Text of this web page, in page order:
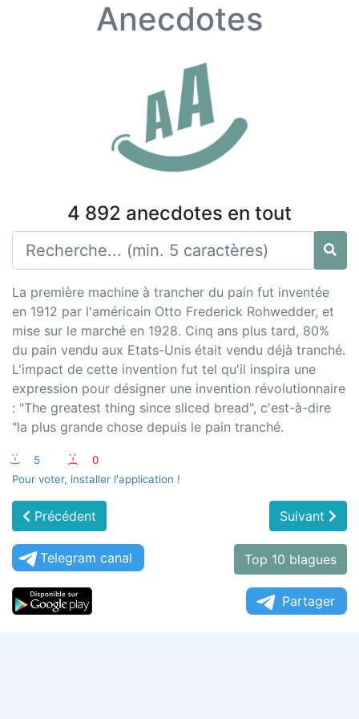
Anecdotes
4 892 anecdotes en tout
La première machine à trancher du pain fut inventée
en 1912 par l'américain Otto Frederick Rohwedder, et
mise sur le marché en 1928. Cinq ans plus tard, 80%
du pain vendu aux Etats-Unis était vendu déjà tranché.
L'impact de cette invention fut tel qu'il inspira une
expression pour désigner une invention révolutionnaire
: "The greatest thing since sliced bread", c'est-à-dire
"la plus grande chose depuis le pain tranché.
:-) 5 :-(
0
Pour voter, installer l'application !
Précédent Suivant
Telegram canal Top 10 blagues
Partager